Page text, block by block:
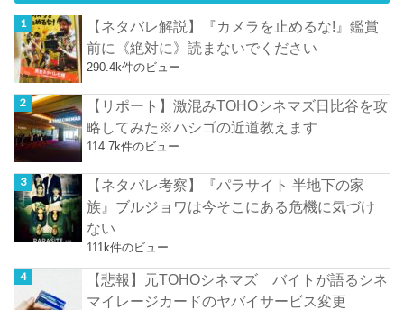
【ネタバレ解説】『カメラを止めるな!』鑑賞
前に《絶対に》読まないでください
290.4k件のビュー
【リポート】激混みTOHOシネマズ日比谷を攻
略してみた※ハシゴの近道教えます
114.7k件のビュー
【ネタバレ考察】『パラサイト 半地下の家
族』ブルジョワは今そこにある危機に気づけ
ない
111k件のビュー
【悲報】元TOHOシネマズ バイトが語るシネ
マイレージカードのヤバイサービス変更